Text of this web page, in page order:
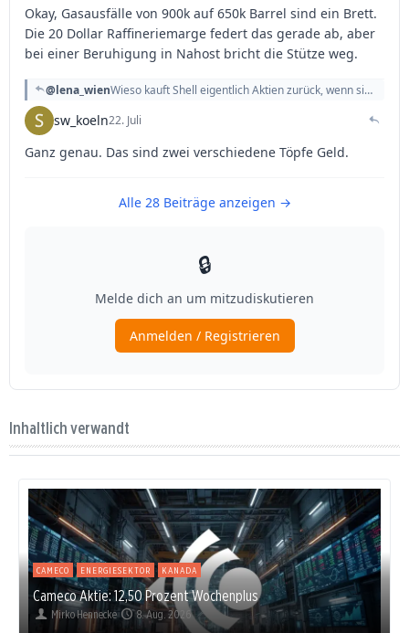
Inhaltlich verwandt
CAMECO ENERGIESEKTOR KANADA
Cameco Aktie: 12,50 Prozent Wochenplus
Mirko Hennecke 8. Aug. 2026